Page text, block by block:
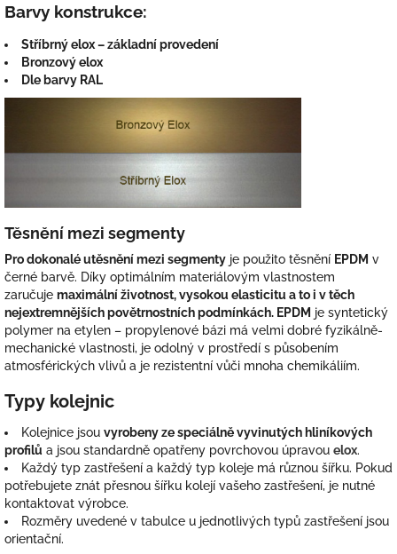
Barvy konstrukce:
Stříbrný elox – základní provedení
Bronzový elox
Dle barvy RAL
Těsnění mezi segmenty
Pro dokonalé utěsnění mezi segmenty je použito těsnění EPDM v
černé barvě. Díky optimálním materiálovým vlastnostem
zaručuje maximální životnost, vysokou elasticitu a to i v těch
nejextremnějších povětrnostních podmínkách. EPDM je syntetický
polymer na etylen – propylenové bázi má velmi dobré fyzikálně-
mechanické vlastnosti, je odolný v prostředí s působením
atmosférických vlivů a je rezistentní vůči mnoha chemikáliím.
Typy kolejnic
Kolejnice jsou vyrobeny ze speciálně vyvinutých hliníkových
profilů a jsou standardně opatřeny povrchovou úpravou elox.
Každý typ zastřešení a každý typ koleje má různou šířku. Pokud
potřebujete znát přesnou šířku kolejí vašeho zastřešení, je nutné
kontaktovat výrobce.
Rozměry uvedené v tabulce u jednotlivých typů zastřešení jsou
orientační.